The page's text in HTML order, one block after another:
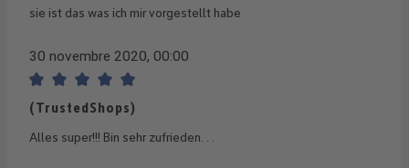
sie ist das was ich mir vorgestellt habe
30 novembre 2020, 00:00
Recensione con valutazione di 5 su 5 stelle
(TrustedShops)
Alles super!!! Bin sehr zufrieden. . .